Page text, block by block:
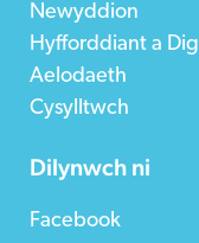
Newyddion
Hyfforddiant a
Aelodaeth
Cysylltwch
Dilynwch ni
Facebook